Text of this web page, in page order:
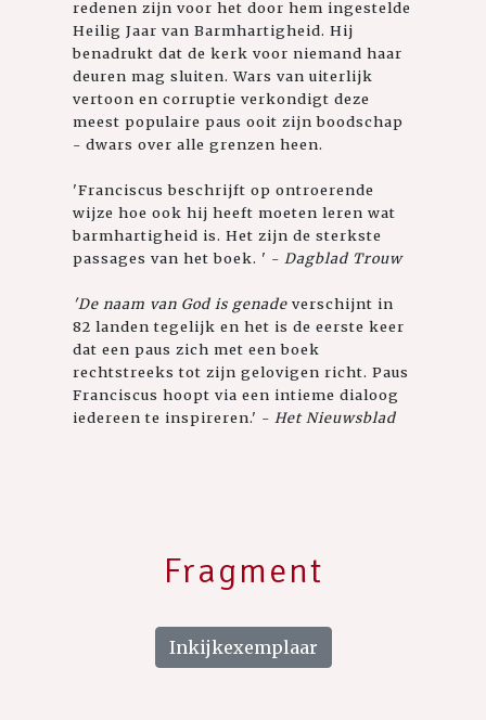
redenen zijn voor het door hem ingestelde
Heilig Jaar van Barmhartigheid. Hij
benadrukt dat de kerk voor niemand haar
deuren mag sluiten. Wars van uiterlijk
vertoon en corruptie verkondigt deze
meest populaire paus ooit zijn boodschap
- dwars over alle grenzen heen.
'Franciscus beschrijft op ontroerende
wijze hoe ook hij heeft moeten leren wat
barmhartigheid is. Het zijn de sterkste
passages van het boek. ' -Dagblad Trouw
'De naam van God is genade verschijnt in
82 landen tegelijk en het is de eerste keer
dat een paus zich met een boek
rechtstreeks tot zijn gelovigen richt. Paus
Franciscus hoopt via een intieme dialoog
iedereen te inspireren.' -Het Nieuwsblad
Fragment
Inkijkexemplaar